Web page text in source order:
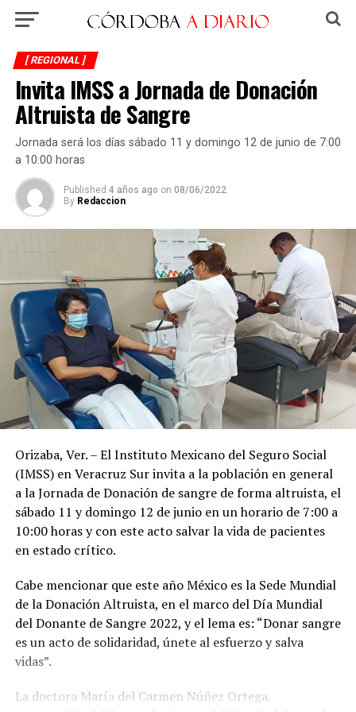
[ REGIONAL ]
Invita IMSS a Jornada de Donación
Altruista de Sangre
Jornada será los días sábado 11 y domingo 12 de junio de 7:00
a 10:00 horas
Published 4 años ago on 08/06/2022
By Redaccion
Orizaba, Ver. – El Instituto Mexicano del Seguro Social
(IMSS) en Veracruz Sur invita a la población en general
a la Jornada de Donación de sangre de forma altruista, el
sábado 11 y domingo 12 de junio en un horario de 7:00 a
10:00 horas y con este acto salvar la vida de pacientes
en estado crítico.
Cabe mencionar que este año México es la Sede Mundial
de la Donación Altruista, en el marco del Día Mundial
del Donante de Sangre 2022, y el lema es: “Donar sangre
es un acto de solidaridad, únete al esfuerzo y salva
vidas”.
La doctora María del Carmen Núñez Ortega,